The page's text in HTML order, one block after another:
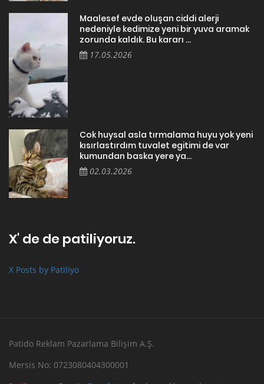
Maalesef evde oluşan ciddi alerji
nedeniyle kedimize yeni bir yuva aramak
zorunda kaldık. Bu kararı ...
17.05.2026
Cok huysal asla tırmalama huyu yok yeni
kısırlastırdım tuvalet egitimi de var
kumundan baska yere ya...
02.03.2026
X' de de patiliyoruz.
X Posts by Patiliyo
Patido Reklam Pazarlama Bilişim A.Ş.
Mersis No: 0723080404300001